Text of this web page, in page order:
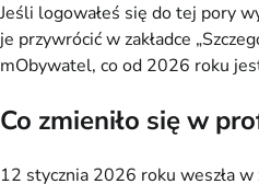
Jeśli logowałeś się do tej pory
je przywrócić w zakładce
mObywatel, co od 2026 roku
Co zmieniło się w
12 stycznia 2026 roku weszła